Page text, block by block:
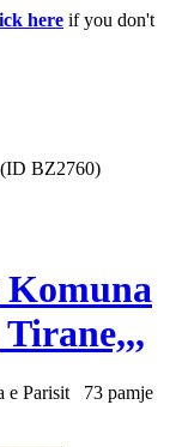
here if you don't
(ID BZ2760)
Komuna
e Parisit
73 pamje